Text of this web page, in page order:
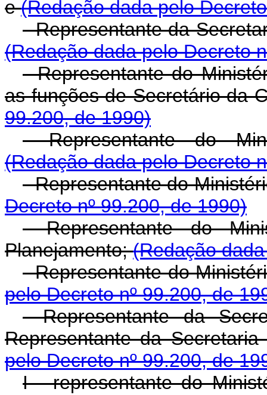
e(Redação dada pelo
- Representante da
(Redação dada pelo Decreto
- Representante do
as funções de Secretário da
99.200, de 1990)
- Representante do
(Redação dada pelo Decreto
- Representante do
Decreto nº 99.200, de 1990)
- Representante do
Planejamento;(Redação
- Representante do
pelo Decreto nº 99.200, de
- Representante da
Representante da
pelo Decreto nº 99.200, de
I - representante do